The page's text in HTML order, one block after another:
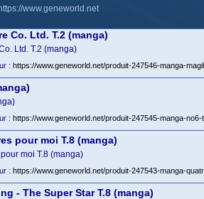
https://www.geneworld.net
Co. Ltd. T.2 (manga)
Ltd. T.2 (manga)
: https://www.geneworld.net/produit-247546-manga-
: https://www.geneworld.net/produit-247545-manga-no6-
pour moi T.8 (manga)
moi T.8 (manga)
: https://www.geneworld.net/produit-247543-manga-
- The Super Star T.8 (manga)